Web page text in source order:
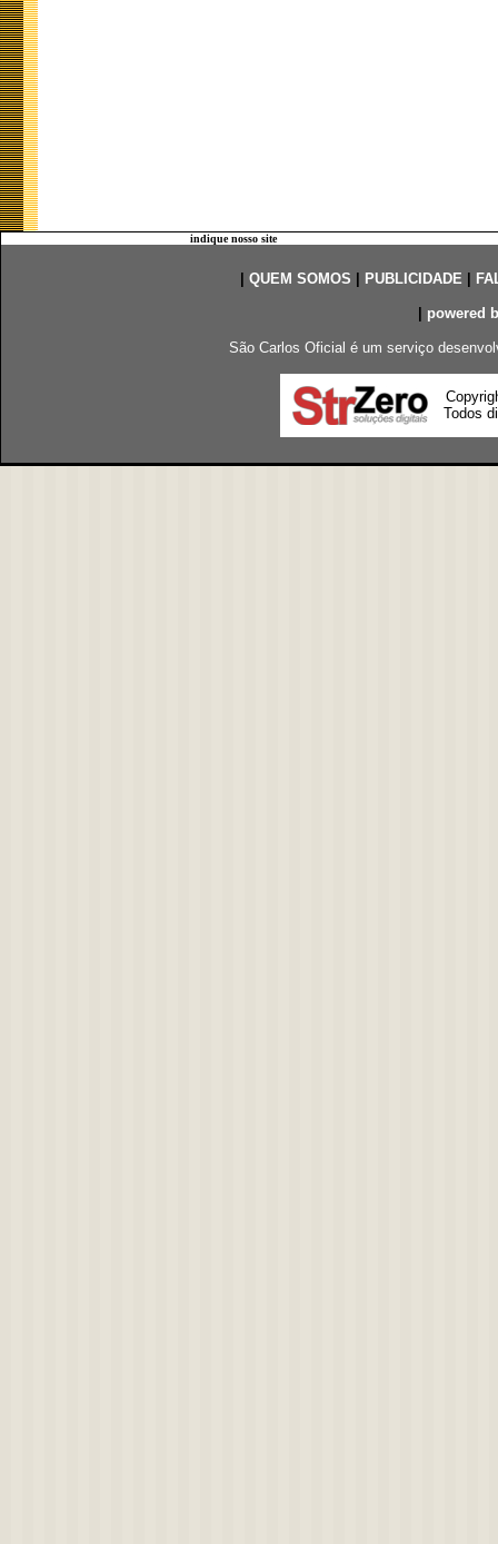
indique nosso site
QUEM SOMOS PUBLICIDADE|
powered
São Carlos Oficial é um serviço
Todos